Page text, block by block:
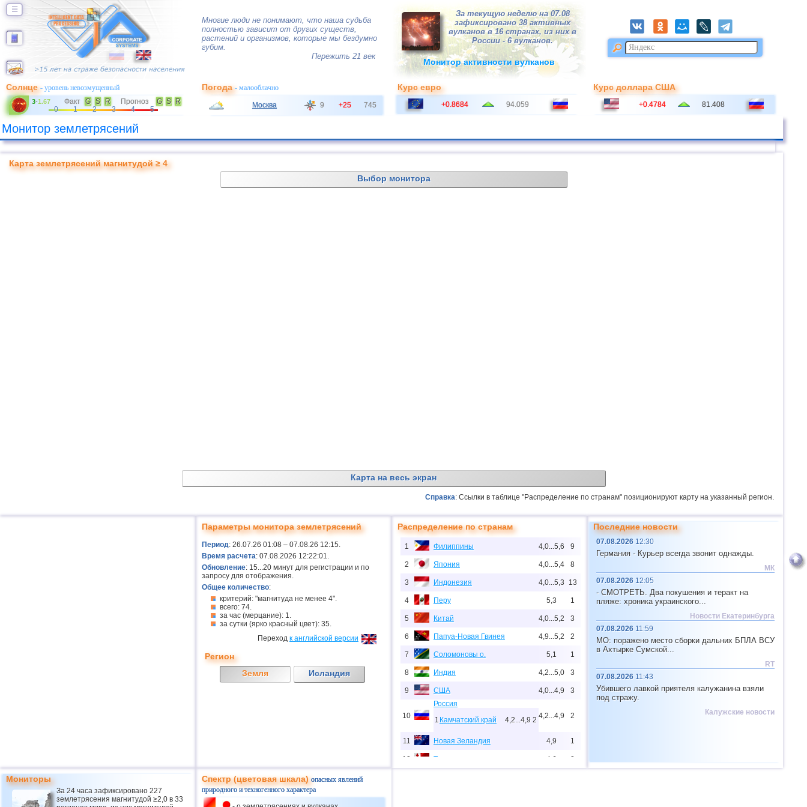
☰
Многие люди не понимают, что наша судьба
полностью зависит от других существ,
растений и организмов, которые мы бездумно
губим.
Пережить 21 век
За текущую неделю на 07.08
зафиксировано 38 активных
вулканов в 16 странах, из них в
России - 6 вулканов.
Монитор активности вулканов
Солнце- уровень невозмущенный
3-1.67 Факт G S R Прогноз G S
R
0
1 2 3 4 5
Погода- малооблачно
Москва 9 +25 745
Курс евро
+0.8684 94.059
Курс доллара США
+0.4784 81.408
Монитор землетрясений
Карта землетрясений магнитудой ≥ 4
Выбор монитора
Карта на весь экран
Справка: Ссылки в таблице "Распределение по странам" позиционируют карту на указанный регион.
Параметры монитора землетрясений
Период: 26.07.26 01:08 – 07.08.26 12:15.
Время расчета: 07.08.2026 12:22:01.
Обновление: 15...20 минут для регистрации и по
запросу для отображения.
Общее количество:
критерий: "магнитуда не менее 4".
всего: 74.
за час (мерцание): 1.
за сутки (ярко красный цвет): 35.
Переход к английской версии
Регион
Земля
Исландия
Распределение по странам
1 Филиппины 4,0...5,6 9
2 Япония 4,0...5,4 8
3 Индонезия 4,0...5,3 13
4 Перу 5,3 1
5 Китай 4,0...5,2 3
6 Папуа-Новая Гвинея 4,9...5,2 2
7 Соломоновы о. 5,1 1
8 Индия 4,2...5,0 3
9 США 4,0...4,9 3
10
Россия
1 Камчатский край 4,2...4,9 2 4,2...4,9 2
11 Новая Зеландия 4,9 1
12 Тонга 4,6 2
Последние новости
07.08.2026 12:30
Германия - Курьер всегда звонит однажды.
МК
07.08.2026 12:05
- СМОТРЕТЬ. Два покушения и теракт на
пляже: хроника украинского...
Новости Екатеринбурга
07.08.2026 11:59
МО: поражено место сборки дальних БПЛА ВСУ
в Ахтырке Сумской...
RT
07.08.2026 11:43
Убившего лавкой приятеля калужанина взяли
под стражу.
Калужские новости
Мониторы
За 24 часа зафиксировано 227
землетрясения магнитудой ≥2,0 в 33
Спектр (цветовая шкала)опасных явлений
природного и техногенного характера